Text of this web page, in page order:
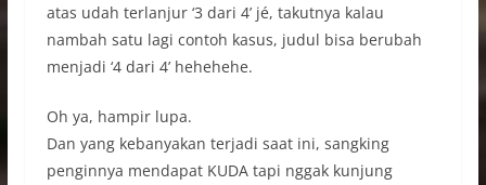
atas udah terlanjur ‘3 dari 4’ jé, takutnya kalau
nambah satu lagi contoh kasus, judul bisa berubah
menjadi ‘4 dari 4’ hehehehe.
Oh ya, hampir lupa.
Dan yang kebanyakan terjadi saat ini, sangking
penginnya mendapat KUDA tapi nggak kunjung